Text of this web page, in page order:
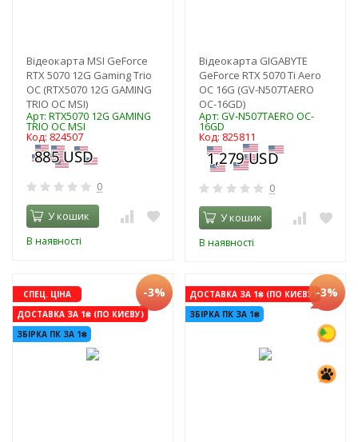
Відеокарта MSI GeForce
RTX 5070 12G Gaming Trio
OC (RTX5070 12G GAMING
TRIO OC MSI)
Арт: RTX5070 12G GAMING
TRIO OC MSI
Код: 824507
0
У кошик
В наявності
Відеокарта GIGABYTE
GeForce RTX 5070 Ti Aero
OC 16G (GV-N507TAERO
OC-16GD)
Арт: GV-N507TAERO OC-
16GD
Код: 825811
0
У кошик
В наявності
СПЕЦ. ЦІНА
ДОСТАВКА ЗА 1₴ (ПО КИЄВУ)
ЗБІРКА ПК ЗА 1₴
-3%
ДОСТАВКА ЗА 1₴ (ПО КИЄВУ)
ЗБІРКА ПК ЗА 1₴
-3%